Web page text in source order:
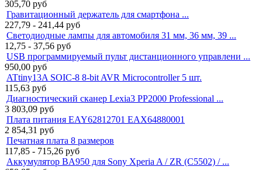
305,70 руб
Гравитационный держатель для смартфона ...
227,79 - 241,44 руб
Светодиодные лампы для автомобиля 31 мм, 36 мм, 39 ...
12,75 - 37,56 руб
USB программируемый пульт дистанционного управлени ...
950,00 руб
ATtiny13A SOIC-8 8-bit AVR Microcontroller 5 шт.
115,63 руб
Диагностический сканер Lexia3 PP2000 Professional ...
3 803,09 руб
Плата питания EAY62812701 EAX64880001
2 854,31 руб
Печатная плата 8 размеров
117,85 - 715,26 руб
Аккумулятор BA950 для Sony Xperia A / ZR (C5502) / ...